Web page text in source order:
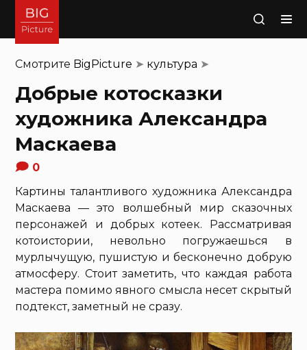
Поиск
Смотрите BigPicture ➤ культура ➤
Добрые котосказки
художника Александра
Маскаева
0
Картины талантливого художника Александра
Маскаева — это волшебный мир сказочных
персонажей и добрых котеек. Рассматривая
котоистории, невольно погружаешься в
мурлычущую, пушистую и бесконечно добрую
атмосферу. Стоит заметить, что каждая работа
мастера помимо явного смысла несет скрытый
подтекст, заметный не сразу.